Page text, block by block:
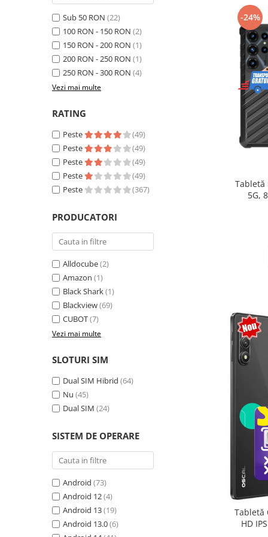
Telefoane mobile Realme
Telefoane mobile ZTE Nubia
Telefoane mobile ALTE BRANDURI
Tablete PC, mini PC si laptopuri
Tablete PC
Tablete pc cu proiector video
Laptop-uri
Monitoare pc
TV si Proiectoare Smart
Camere auto, home si sport
Camere auto DVR
Oglinzi auto smart cu camera
Camere Supraveghere
Mini Video Camera
Accesorii Camere Supraveghere
Casti Wireless
Casti cu Fir
Casti Profesionale
Ceasuri si Inele smart, bratari
Smartwatch
Ceasuri Smart pentru copii
Bratari Fitness
Accesorii Smartwatch
Trotinete electrice si accesorii
Sub 50 RON (22)
100 RON - 150 RON (2)
150 RON - 200 RON (1)
200 RON - 250 RON (1)
250 RON - 300 RON (4)
Vezi mai multe
RATING
Peste
(49)
Peste
(49)
Peste
(49)
Peste
(49)
Peste
(367)
PRODUCATORI
Alldocube(2)
Amazon (1)
Black Shark(1)
Blackview(69)
CUBOT(7)
Vezi mai multe
SLOTURI SIM
Dual SIM Hibrid (64)
Nu (45)
Dual SIM (24)
SISTEM DE OPERARE
Android (73)
Android 12(4)
Android 13(19)
Android 13.0(6)
-24%
Tabletă
5G,
Tabletă
HD